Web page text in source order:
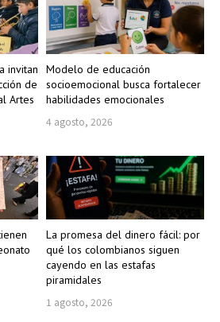
invitan
de
Artes
Modelo de educación
socioemocional busca fortalecer
habilidades emocionales
4 agosto, 2026
La promesa del dinero fácil: por
qué los colombianos siguen
cayendo en las estafas
piramidales
1 agosto, 2026